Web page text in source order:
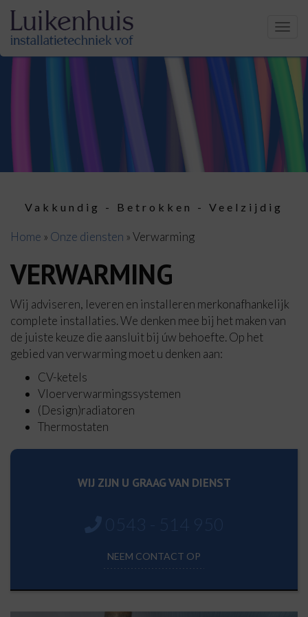
Vakkundig - Betrokken - Veelzijdig
Home » Onze diensten »Verwarming
VERWARMING
Wij adviseren, leveren en installeren merkonafhankelijk
complete installaties. We denken mee bij het maken van
de juiste keuze die aansluit bij úw behoefte. Op het
gebied van verwarming moet u denken aan:
CV-ketels
Vloerverwarmingssystemen
(Design)radiatoren
Thermostaten
WIJ ZIJN U GRAAG VAN DIENST
NEEM CONTACT OP